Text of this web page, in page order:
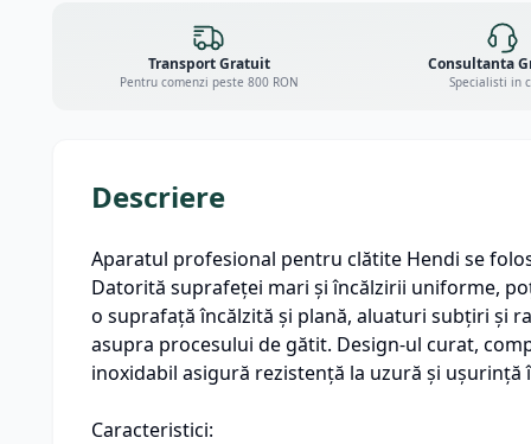
Transport Gratuit
Pentru comenzi peste 800 RON
Consultanta
Specialisti in
Descriere
Aparatul profesional pentru clătite Hendi se
Datorită suprafeței mari și încălzirii uniforme,
o suprafață încălzită și plană, aluaturi subțiri și
asupra procesului de gătit. Design-ul curat,
inoxidabil asigură rezistență la uzură și
Caracteristici: